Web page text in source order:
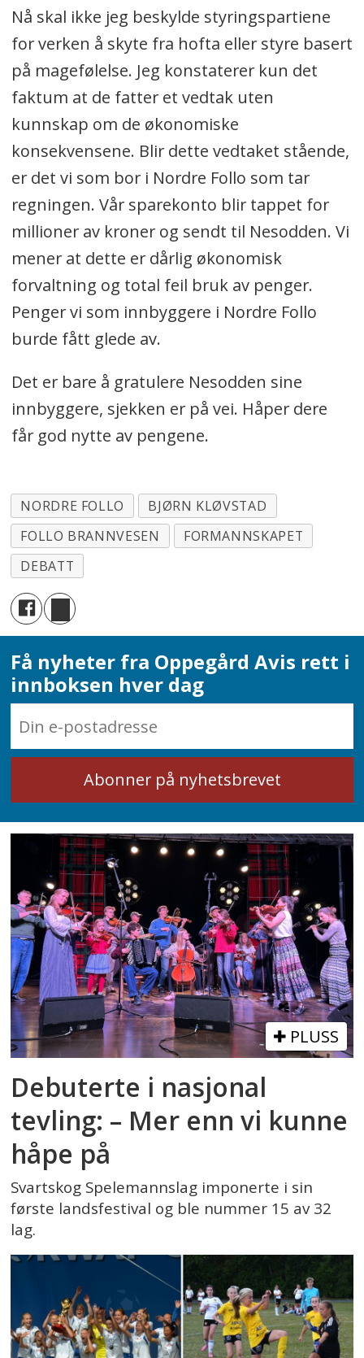
Nå skal ikke jeg beskylde styringspartiene
for verken å skyte fra hofta eller styre basert
på magefølelse. Jeg konstaterer kun det
faktum at de fatter et vedtak uten
kunnskap om de økonomiske
konsekvensene. Blir dette vedtaket stående,
er det vi som bor i Nordre Follo som tar
regningen. Vår sparekonto blir tappet for
millioner av kroner og sendt til Nesodden. Vi
mener at dette er dårlig økonomisk
forvaltning og total feil bruk av penger.
Penger vi som innbyggere i Nordre Follo
burde fått glede av.
Det er bare å gratulere Nesodden sine
innbyggere, sjekken er på vei. Håper dere
får god nytte av pengene.
NORDRE FOLLO
BJØRN KLØVSTAD
FOLLO BRANNVESEN
FORMANNSKAPET
DEBATT
Få nyheter fra Oppegård Avis rett i
innboksen hver dag
PLUSS
Debuterte i nasjonal
tevling: – Mer enn vi kunne
håpe på
Svartskog Spelemannslag imponerte i sin
første landsfestival og ble nummer 15 av 32
lag.